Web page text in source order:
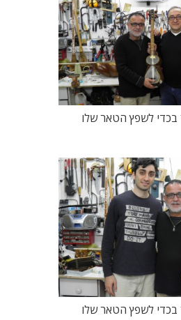
בכדי לשפץ הטאר שלו
בכדי לשפץ הטאר שלו